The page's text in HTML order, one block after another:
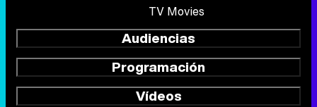
TV Movies
Audiencias
Programación
Vídeos